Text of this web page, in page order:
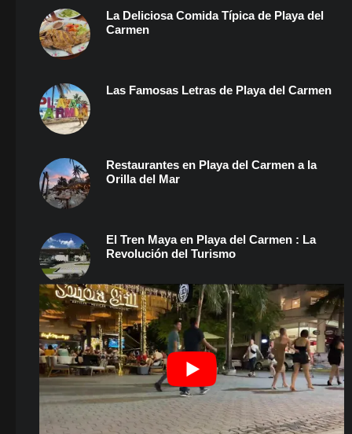
La Deliciosa Comida Típica de Playa del
Carmen
Las Famosas Letras de Playa del Carmen
Restaurantes en Playa del Carmen a la
Orilla del Mar
El Tren Maya en Playa del Carmen : La
Revolución del Turismo